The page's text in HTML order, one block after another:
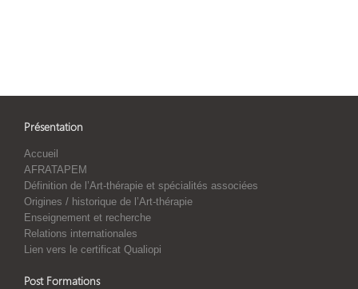
Présentation
Accueil
AFRATAPEM
Définition de l’Art-thérapie et spécialités associées
Origines / historique de l’Art-thérapie
Enseignement et recherche
Relations internationales
Lien vers le certificat Qualiopi
Post Formations